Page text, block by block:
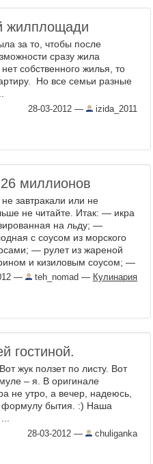
жилплощади
за то, чтобы после
сразу жила
собственного жилья, то
Но все семьи разные
28-03-2012 — izida_2011
миллионов
завтракали или не
не читайте. Итак: — икра
на льду; —
с соусом из морского
— рулет из жареной
и кизиловым соусом; —
в ...
— teh_nomad — Кулинария
гостиной.
жук ползет по листу. Вот
– я. В оригинале
не утро, а вечер, надеюсь,
формулу бытия. :) Наша
28-03-2012 — chuliganka